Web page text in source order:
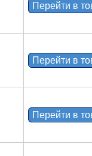
Перейти в
Перейти в
Перейти в